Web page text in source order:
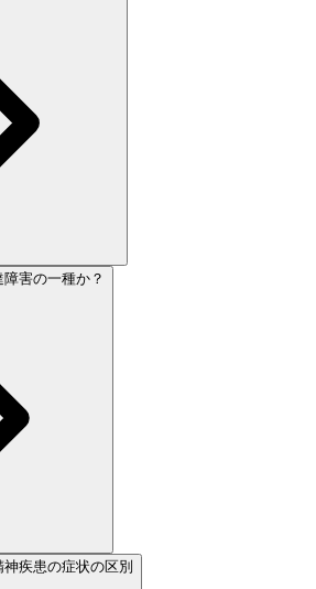
害の一種か？
疾患の症状の区別